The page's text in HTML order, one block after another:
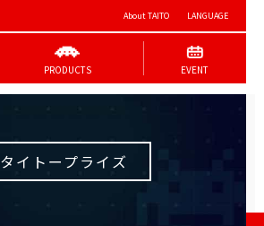
About TAITO LANGUAGE
PRODUCTS EVENT
タイトープライズ